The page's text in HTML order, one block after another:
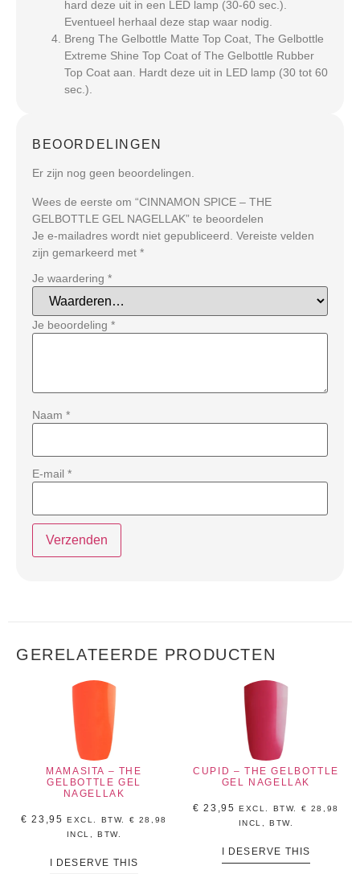
hard deze uit in een LED lamp (30-60 sec.).
Eventueel herhaal deze stap waar nodig.
Breng The Gelbottle Matte Top Coat, The Gelbottle
Extreme Shine Top Coat of The Gelbottle Rubber
Top Coat aan. Hardt deze uit in LED lamp (30 tot 60
sec.).
BEOORDELINGEN
Er zijn nog geen beoordelingen.
Wees de eerste om “CINNAMON SPICE – THE
GELBOTTLE GEL NAGELLAK” te beoordelen
Je e-mailadres wordt niet gepubliceerd. Vereiste velden
zijn gemarkeerd met *
Je waardering *
Je beoordeling *
Naam *
E-mail *
GERELATEERDE PRODUCTEN
MAMASITA – THE
GELBOTTLE GEL
NAGELLAK
€ 23,95 EXCL. BTW. € 28,98
INCL, BTW.
I DESERVE THIS
CUPID – THE GELBOTTLE
GEL NAGELLAK
€ 23,95 EXCL. BTW. € 28,98
INCL, BTW.
I DESERVE THIS